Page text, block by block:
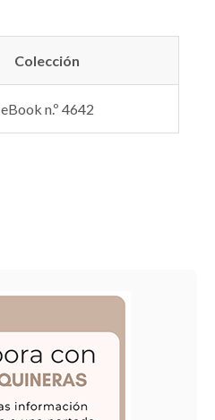
Colección
eBook n.º 4642